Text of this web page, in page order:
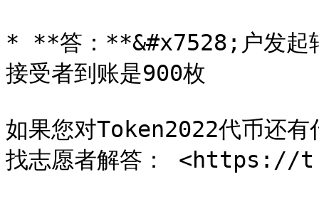
* **答：**&#x7528;户发起
接受者到账是900枚
如果您对Token2022代币还